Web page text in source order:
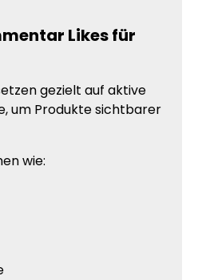
Likes für
gezielt auf aktive
um Produkte sichtbarer
wie: